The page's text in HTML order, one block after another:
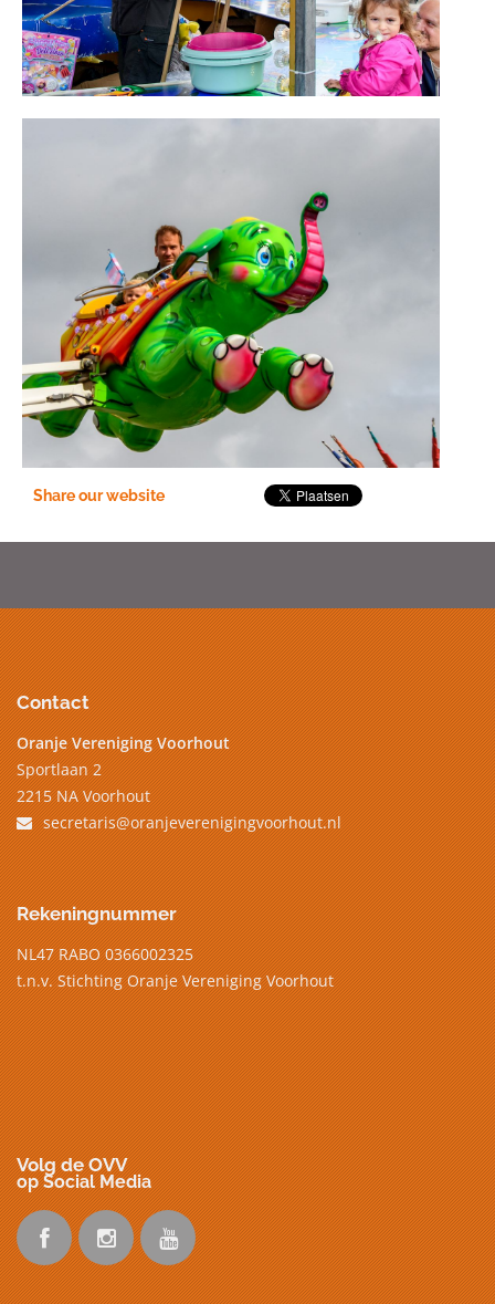
Share our website
Contact
Oranje Vereniging Voorhout
Sportlaan 2
2215 NA Voorhout
secretaris@oranjeverenigingvoorhout.nl
Rekeningnummer
NL47 RABO 0366002325
t.n.v. Stichting Oranje Vereniging Voorhout
Volg de OVV
op Social Media